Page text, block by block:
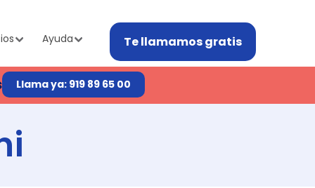
Ayuda Te llamamos gratis
Llama ya: 919 89 65 00